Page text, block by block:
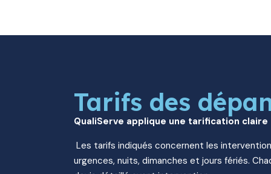
Tarifs des
QualiServe applique une tarification
Les tarifs indiqués concernent les
urgences, nuits, dimanches et jours fériés.